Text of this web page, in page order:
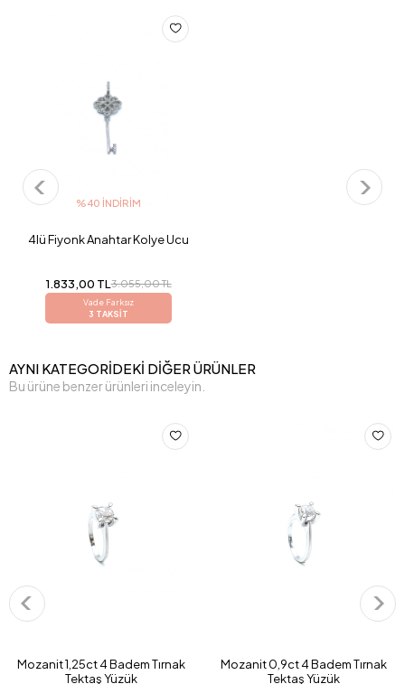
%40 İNDIRIM
4lü Fiyonk Anahtar Kolye Ucu
1.833,00 TL3.055,00 TL
Vade Farksız
3 TAKSİT
AYNI KATEGORİDEKİ DİĞER ÜRÜNLER
Bu ürüne benzer ürünleri inceleyin.
Mozanit 1,25ct 4 Badem Tırnak
Tektaş Yüzük
Mozanit 0,9ct 4 Badem Tırnak
Tektaş Yüzük